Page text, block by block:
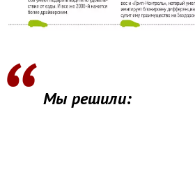
Мы решили: